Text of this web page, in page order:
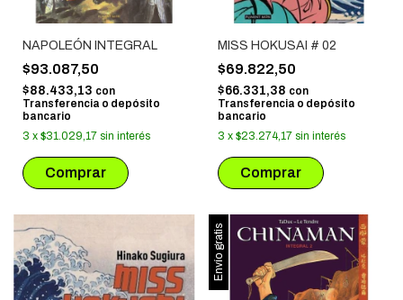
NAPOLEÓN INTEGRAL
$93.087,50
$88.433,13 con
Transferencia o depósito
bancario
3 x $31.029,17 sin interés
MISS HOKUSAI # 02
$69.822,50
$66.331,38 con
Transferencia o depósito
bancario
3 x $23.274,17 sin interés
Envío gratis